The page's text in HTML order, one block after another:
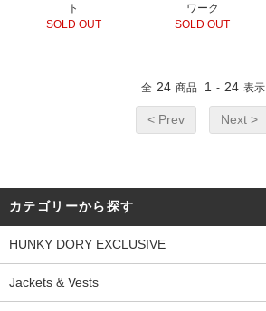
ト
SOLD OUT
ワーク
SOLD OUT
全 24 商品 1 - 24 表示
< Prev Next >
カテゴリーから探す
HUNKY DORY EXCLUSIVE
Jackets & Vests